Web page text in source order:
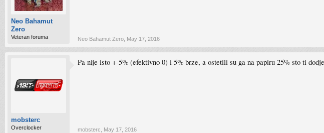
Neo Bahamut
Zero
Veteran foruma Neo Bahamut Zero May 17, 2016
mobsterc
Overclocker
Pa nije isto +-5% (efektivno 0) i 5% brze, a ostetili su ga na papiru 25% sto ti
mobsterc May 17, 2016